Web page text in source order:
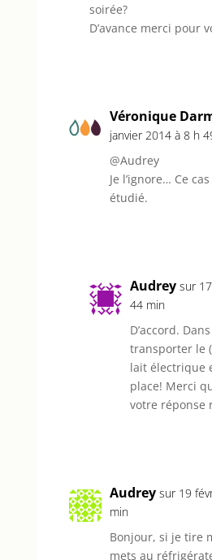
soirée?
D’avance merci pour
Véronique
janvier 2014 à 8 h
@Audrey
Je l’ignore… Ce
étudié.
Audrey sur
44 min
D’accord.
transporter le
lait électrique
place! Merci
votre réponse
Audrey sur 19
min
Bonjour, si je tire
mets au